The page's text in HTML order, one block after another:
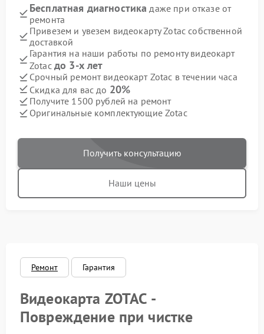
Бесплатная диагностика даже при отказе от
ремонта
Привезем и увезем видеокарту Zotac собственной
доставкой
Гарантия на наши работы по ремонту видеокарт
Zotac до 3-х лет
Срочный ремонт видеокарт Zotac в течении часа
Скидка для вас до 20%
Получите 1500 рублей на ремонт
Оригинальные комплектующие Zotac
Получить консультацию
Наши цены
Ремонт Гарантия
Видеокарта ZOTAC -
Повреждение при чистке